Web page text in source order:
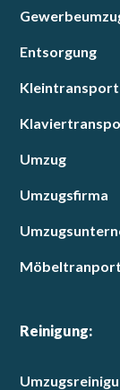
Entsorgung
Kleintransport
Umzug
Umzugsfirma
Möbeltranport
Reinigung: